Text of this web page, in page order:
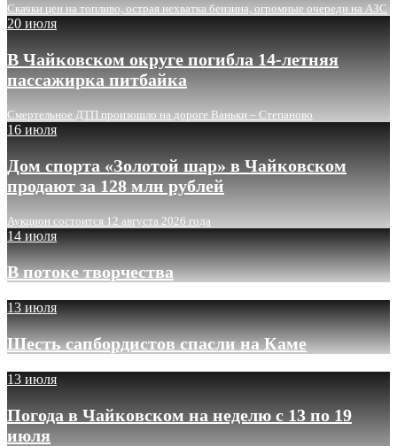
Скачки цен на топливо, острая нехватка бензина, огромные очереди на АЗС
20 июля
В Чайковском округе погибла 14-летняя
пассажирка питбайка
Смертельное ДТП произошло на дороге Ваньки – Степаново
16 июля
Дом спорта «Золотой шар» в Чайковском
продают за 128 млн рублей
Аукцион состоится 12 августа 2026 года
14 июля
В потоке творчества
13 июля
Шесть сапбордистов спасли на Каме
13 июля
Погода в Чайковском на неделю с 13 по 19
июля